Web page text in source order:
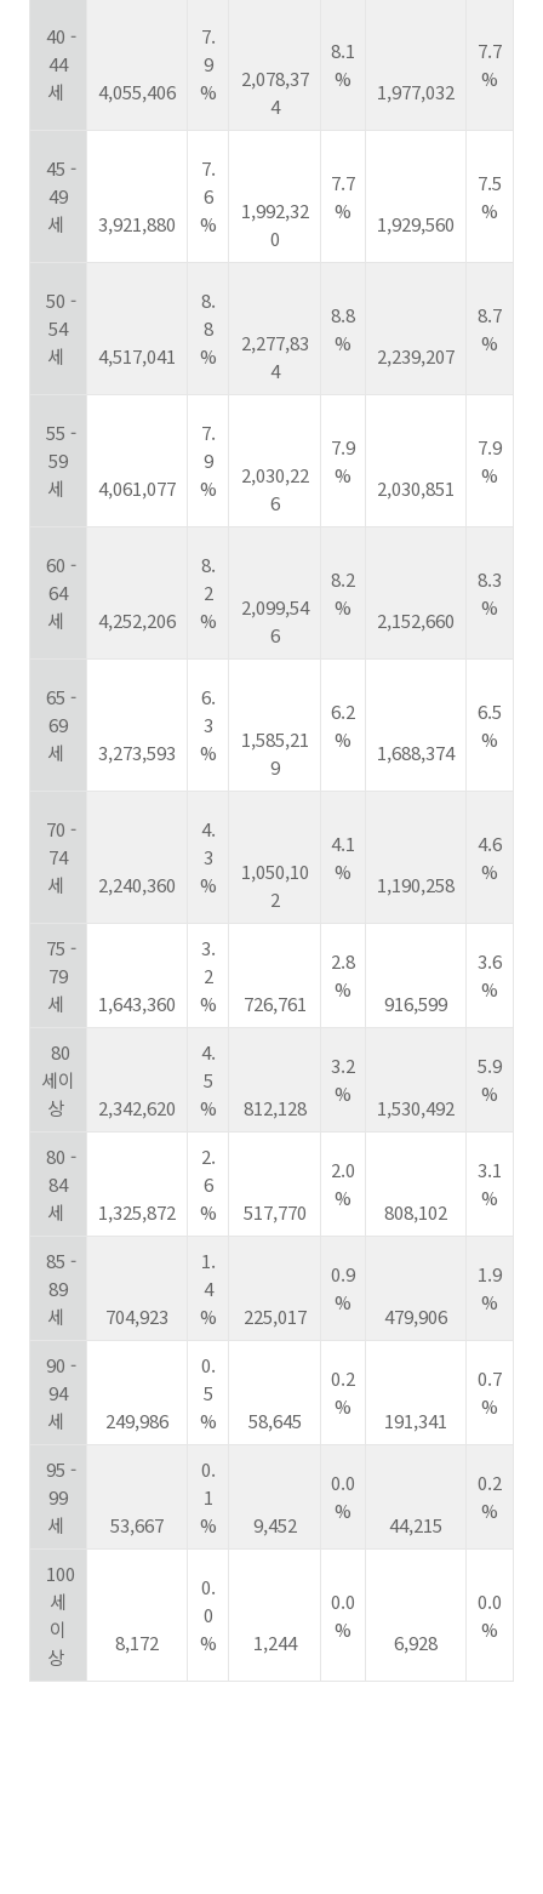
40 -
44
세
4,055,406
7.
9
%
2,078,37
4
8.1
%
1,977,032
7.7
%
45 -
49
세
3,921,880
7.
6
%
1,992,32
0
7.7
%
1,929,560
7.5
%
50 -
54
세
4,517,041
8.
8
%
2,277,83
4
8.8
%
2,239,207
8.7
%
55 -
59
세
4,061,077
7.
9
%
2,030,22
6
7.9
%
2,030,851
7.9
%
60 -
64
세
4,252,206
8.
2
%
2,099,54
6
8.2
%
2,152,660
8.3
%
65 -
69
세
3,273,593
6.
3
%
1,585,21
9
6.2
%
1,688,374
6.5
%
70 -
74
세
2,240,360
4.
3
%
1,050,10
2
4.1
%
1,190,258
4.6
%
75 -
79
세
1,643,360
3.
2
%
726,761
2.8
%
916,599
3.6
%
80
세이
상
2,342,620
4.
5
%
812,128
3.2
%
1,530,492
5.9
%
80 -
84
세
1,325,872
2.
6
%
517,770
2.0
%
808,102
3.1
%
85 -
89
세
704,923
1.
4
%
225,017
0.9
%
479,906
1.9
%
90 -
94
세
249,986
0.
5
%
58,645
0.2
%
191,341
0.7
%
95 -
99
세
53,667
0.
1
%
9,452
0.0
%
44,215
0.2
%
100
세
이
상
8,172
0.
0
%
1,244
0.0
%
6,928
0.0
%